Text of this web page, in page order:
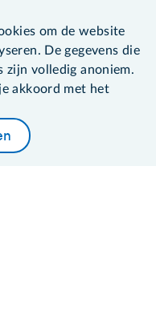
om de website
De gegevens die
zijn volledig anoniem.
akkoord met het